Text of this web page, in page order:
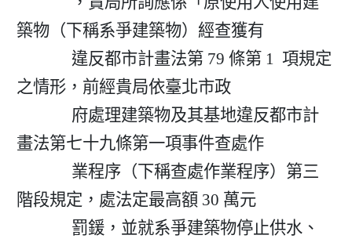
築物（下稱系爭建築物）經查獲有
之情形，前經貴局依臺北市政
畫法第七十九條第一項事件查處作
階段規定，處法定最高額 30 萬元